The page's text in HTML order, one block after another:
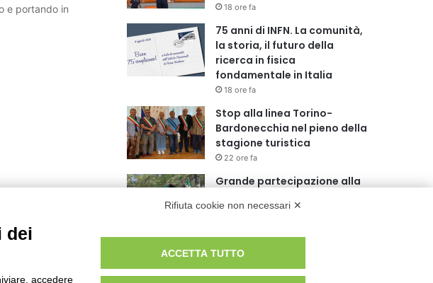
e portando in
18 ore fa
75 anni di INFN. La comunità,
la storia, il futuro della
ricerca in fisica
fondamentale in Italia
18 ore fa
Stop alla linea Torino-
Bardonecchia nel pieno della
stagione turistica
22 ore fa
Grande partecipazione alla
Neve al Rifugio Ciao Pais
Pininfarina, Davide Loris
Creative Officer
Rifiuta cookie non necessari ✕
dei
accedere
ACCETTA TUTTO